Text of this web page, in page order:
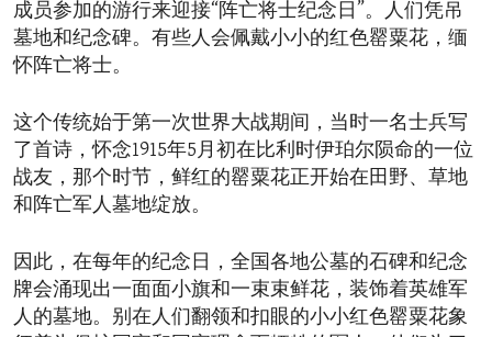
成员参加的游行来迎接“阵亡将士纪念日”。人们凭吊
墓地和纪念碑。有些人会佩戴小小的红色罂粟花，缅
怀阵亡将士。
这个传统始于第一次世界大战期间，当时一名士兵写
了首诗，怀念1915年5月初在比利时伊珀尔陨命的一位
战友，那个时节，鲜红的罂粟花正开始在田野、草地
和阵亡军人墓地绽放。
因此，在每年的纪念日，全国各地公墓的石碑和纪念
牌会涌现出一面面小旗和一束束鲜花，装饰着英雄军
人的墓地。别在人们翻领和扣眼的小小红色罂粟花象